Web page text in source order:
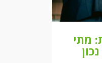
מתי